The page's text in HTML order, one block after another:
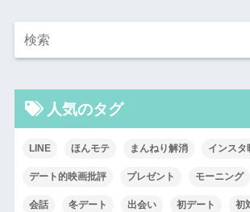
人気のタグ
LINE ほんモテ まんねり解消 インスタ
デート的映画批評 プレゼント モーニング
会話 冬デート 出会い 初デート 初